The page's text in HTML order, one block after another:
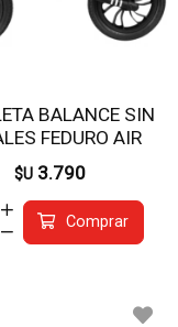
BALANCE SIN
FEDURO AIR
NEGRA
$U 3.790
Comprar